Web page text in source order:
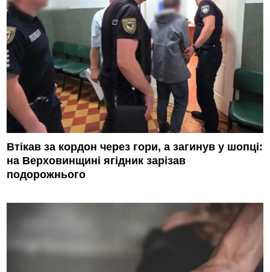
Втікав за кордон через гори, а загинув у шопці:
на Верховинщині ягідник зарізав
подорожнього